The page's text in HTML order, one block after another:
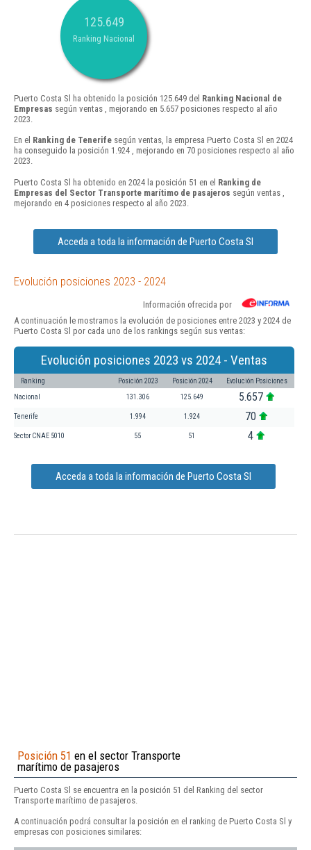
125.649
Ranking Nacional
Puerto Costa Sl ha obtenido la posición 125.649 del Ranking Nacional de
Empresas según ventas , mejorando en 5.657 posiciones respecto al año
2023.
En el Ranking de Tenerife según ventas, la empresa Puerto Costa Sl en 2024
ha conseguido la posición 1.924 , mejorando en 70 posiciones respecto al año
2023.
Puerto Costa Sl ha obtenido en 2024 la posición 51 en el Ranking de
Empresas del Sector Transporte marítimo de pasajeros según ventas ,
mejorando en 4 posiciones respecto al año 2023.
Acceda a toda la información de Puerto Costa Sl
Evolución posiciones 2023 - 2024
Información ofrecida por
A continuación le mostramos la evolución de posiciones entre 2023 y 2024 de
Puerto Costa Sl por cada uno de los rankings según sus ventas:
Evolución posiciones 2023 vs 2024 - Ventas
Ranking Posición 2023 Posición 2024 Evolución Posiciones
Nacional 131.306 125.649 5.657
Tenerife 1.994 1.924 70
Sector CNAE 5010 55 51 4
Acceda a toda la información de Puerto Costa Sl
Posición 51 en el sector Transporte
marítimo de pasajeros
Puerto Costa Sl se encuentra en la posición 51 del Ranking del sector
Transporte marítimo de pasajeros.
A continuación podrá consultar la posición en el ranking de Puerto Costa Sl y
empresas con posiciones similares: